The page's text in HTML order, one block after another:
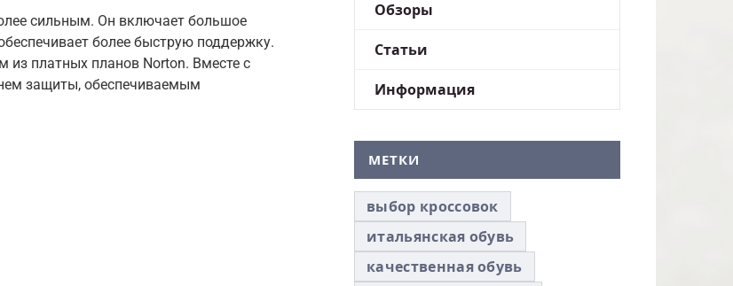
сильным. Он включает большое
более быструю поддержку.
из платных планов Norton. Вместе с
защиты, обеспечиваемым
Обзоры
Статьи
Информация
МЕТКИ
выбор кроссовок
итальянская обувь
качественная обувь